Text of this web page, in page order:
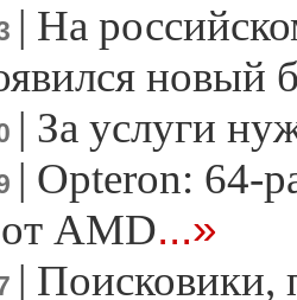
| На
новый
| За услуги
| Opteron: 64-
AMD...»
| Поисковики,